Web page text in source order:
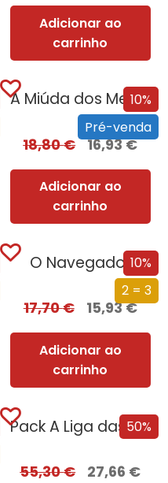
Adicionar ao
carrinho
10%
Pré-venda
A Miúda dos Meus Sonhos
18,80€ 16,93€
Adicionar ao
carrinho
10%
2 = 3
O Navegador
17,70€ 15,93€
Adicionar ao
carrinho
50%
Pack A Liga das Mulheres Extraordinárias
55,30€ 27,66 €